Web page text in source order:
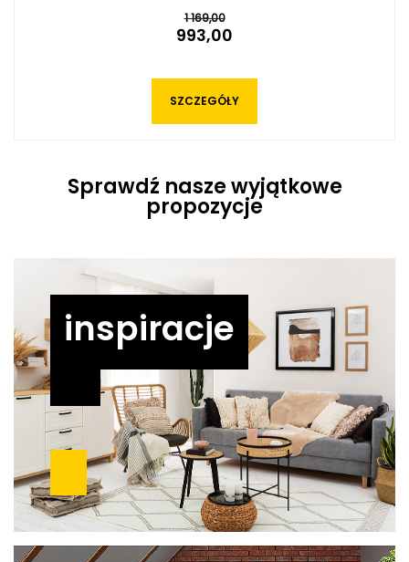
1 169,00
993,00
SZCZEGÓŁY
Sprawdź nasze wyjątkowe
propozycje
inspiracje